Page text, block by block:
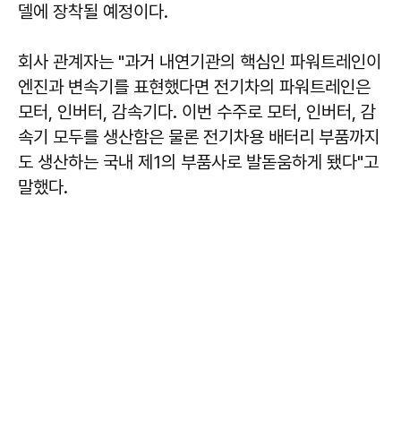
델에 장착될 예정이다.
회사 관계자는 "과거 내연기관의 핵심인 파워트레인이
엔진과 변속기를 표현했다면 전기차의 파워트레인은
모터, 인버터, 감속기다. 이번 수주로 모터, 인버터, 감
속기 모두를 생산함은 물론 전기차용 배터리 부품까지
도 생산하는 국내 제1의 부품사로 발돋움하게 됐다"고
말했다.